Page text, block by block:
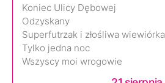
Koniec Ulicy Dębowej
Odzyskany
Superfutrzak i złośliwa wiewiórka
Tylko jedna noc
Wszyscy moi wrogowie